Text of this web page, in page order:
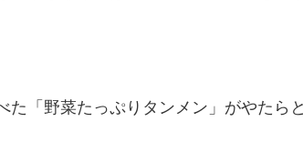
「野菜たっぷりタンメン」がやたら